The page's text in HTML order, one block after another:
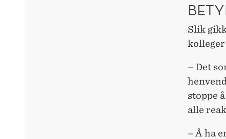
Slik
kolleger
– Det
stoppe
alle
– Å ha